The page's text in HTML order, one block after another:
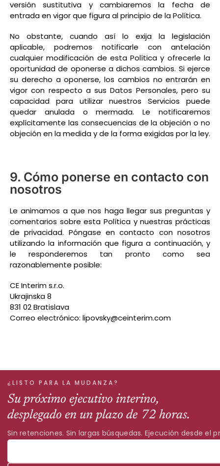
versión sustitutiva y cambiaremos la fecha de
entrada en vigor que figura al principio de la Política.
No obstante, cuando así lo exija la legislación
aplicable, podremos notificarle con antelación
cualquier modificación de esta Política y ofrecerle la
oportunidad de oponerse a dichos cambios. Si ejerce
su derecho a oponerse, los cambios no entrarán en
vigor con respecto a sus Datos Personales, pero su
capacidad para utilizar nuestros Servicios puede
quedar anulada o mermada. Le notificaremos
explícitamente las consecuencias de la objeción o no
objeción en la medida y de la forma exigidas por la ley.
9. Cómo ponerse en contacto con
nosotros
Le animamos a que nos haga llegar sus preguntas y
comentarios sobre esta Política y nuestras prácticas
de privacidad. Póngase en contacto con nosotros
utilizando la información que figura a continuación, y
le responderemos tan pronto como sea
razonablemente posible:
CE Interim s.r.o.
Ukrajinska 8
831 02 Bratislava
Correo electrónico: lipovsky@ceinterim.com
¿LISTO PARA LA MUDANZA?
Su próximo ejecutivo interino,
desplegado en un plazo de 72 horas.
Sin retenciones. Sin largas búsquedas. Ejecución desde el